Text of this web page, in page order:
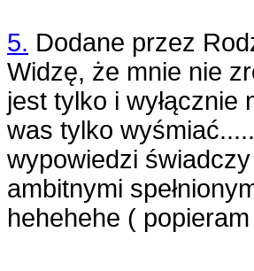
5. Dodane przez
Widzę, że mnie nie
jest tylko i
was tylko
wypowiedzi
ambitnymi
hehehehe (